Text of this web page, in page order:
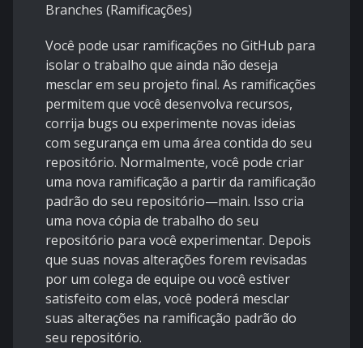
Branches (Ramificações)
Você pode usar ramificações no GitHub para
isolar o trabalho que ainda não deseja
mesclar em seu projeto final. As ramificações
permitem que você desenvolva recursos,
corrija bugs ou experimente novas ideias
com segurança em uma área contida do seu
repositório. Normalmente, você pode criar
uma nova ramificação a partir da ramificação
padrão do seu repositório—main. Isso cria
uma nova cópia de trabalho do seu
repositório para você experimentar. Depois
que suas novas alterações forem revisadas
por um colega de equipe ou você estiver
satisfeito com elas, você poderá mesclar
suas alterações na ramificação padrão do
seu repositório.